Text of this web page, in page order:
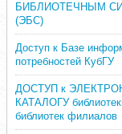
БИБЛИОТЕЧНЫМ
(ЭБС)
Доступ к Базе
потребностей КубГУ
ДОСТУП к
КАТАЛОГУ
библиотек филиалов